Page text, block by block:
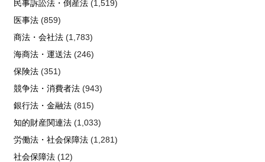
民事訴訟法・倒産法(1,519)
医事法(859)
商法・会社法(1,783)
海商法・運送法(246)
保険法(351)
競争法・消費者法(943)
銀行法・金融法(815)
知的財産関連法(1,033)
労働法・社会保障法(1,281)
社会保障法(12)